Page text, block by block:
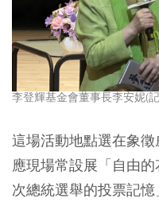
李登輝基金會董事長李安妮(
這場活動地點選在象
應現場常設展「自由
次總統選舉的投票記憶